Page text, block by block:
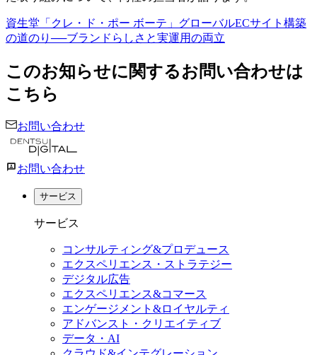
資生堂「クレ・ド・ポー ボーテ」グローバルECサイト構築
の道のり──ブランドらしさと実運用の両立
このお知らせに関するお問い合わせは
こちら
お問い合わせ
お問い合わせ
サービス
サービス
コンサルティング&プロデュース
エクスペリエンス・ストラテジー
デジタル広告
エクスペリエンス&コマース
エンゲージメント&ロイヤルティ
アドバンスト・クリエイティブ
データ・AI